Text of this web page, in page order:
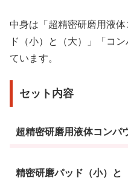
中身は「超精密研磨用液
ド（小）と（大）」「コ
ています。
セット内容
超精密研磨用液体コンパ
精密研磨パッド（小）と